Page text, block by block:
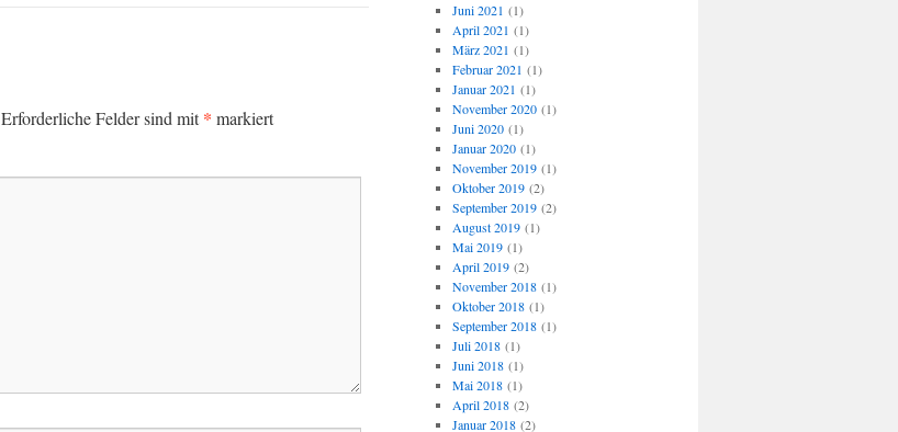
Erforderliche Felder sind mit* markiert
Juni 2021 (1)
April 2021 (1)
März 2021 (1)
Februar 2021 (1)
Januar 2021 (1)
November 2020(1)
Juni 2020(1)
Januar 2020(1)
November 2019(1)
Oktober 2019(2)
September 2019(2)
August 2019(1)
Mai 2019(1)
April 2019(2)
November 2018(1)
Oktober 2018(1)
September 2018(1)
Juli 2018(1)
Juni 2018(1)
Mai 2018(1)
April 2018(2)
Januar 2018(2)